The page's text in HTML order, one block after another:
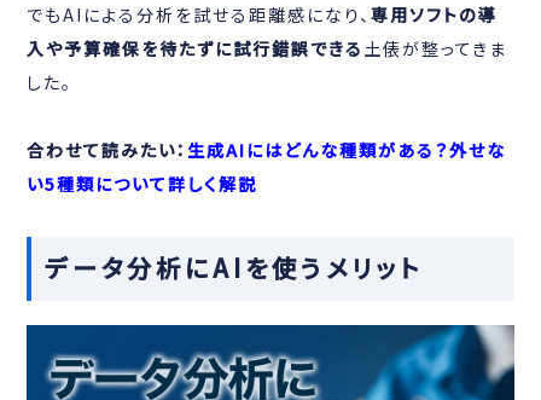
でもAIによる分析を試せる距離感になり、専用ソフトの導
入や予算確保を待たずに試行錯誤できる 土俵が整ってきま
した。
合わせて読みたい： 生成AIにはどんな種類がある？外せな
い5種類について詳しく解説
データ分析にAIを使うメリット